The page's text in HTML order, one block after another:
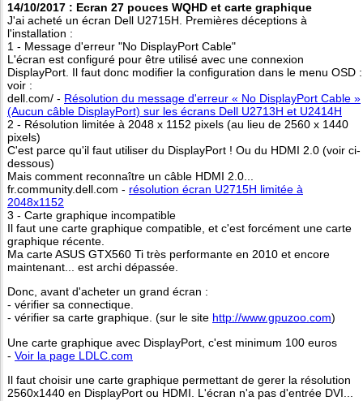
14/10/2017 : Ecran 27 pouces WQHD et carte graphique
J'ai acheté un écran Dell U2715H. Premières déceptions à
l'installation :
1 - Message d'erreur "No DisplayPort Cable"
L'écran est configuré pour être utilisé avec une connexion
DisplayPort. Il faut donc modifier la configuration dans le menu OSD :
voir :
dell.com/ - Résolution du message d'erreur « No DisplayPort Cable »
(Aucun câble DisplayPort) sur les écrans Dell U2713H et U2414H
2 - Résolution limitée à 2048 x 1152 pixels (au lieu de 2560 x 1440
pixels)
C'est parce qu'il faut utiliser du DisplayPort ! Ou du HDMI 2.0 (voir ci-
dessous)
Mais comment reconnaître un câble HDMI 2.0...
fr.community.dell.com - résolution écran U2715H limitée à
2048x1152
3 - Carte graphique incompatible
Il faut une carte graphique compatible, et c'est forcément une carte
graphique récente.
Ma carte ASUS GTX560 Ti très performante en 2010 et encore
maintenant... est archi dépassée.
Donc, avant d'acheter un grand écran :
- vérifier sa connectique.
- vérifier sa carte graphique. (sur le site http://www.gpuzoo.com)
Une carte graphique avec DisplayPort, c'est minimum 100 euros
- Voir la page LDLC.com
Il faut choisir une carte graphique permettant de gerer la résolution
2560x1440 en DisplayPort ou HDMI. L'écran n'a pas d'entrée DVI...